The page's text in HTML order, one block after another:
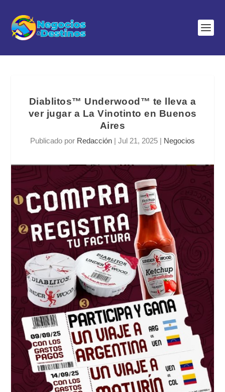
Diablitos™ Underwood™ te lleva a
ver jugar a La Vinotinto en Buenos
Aires
Publicado por Redacción | Jul 21, 2025 | Negocios